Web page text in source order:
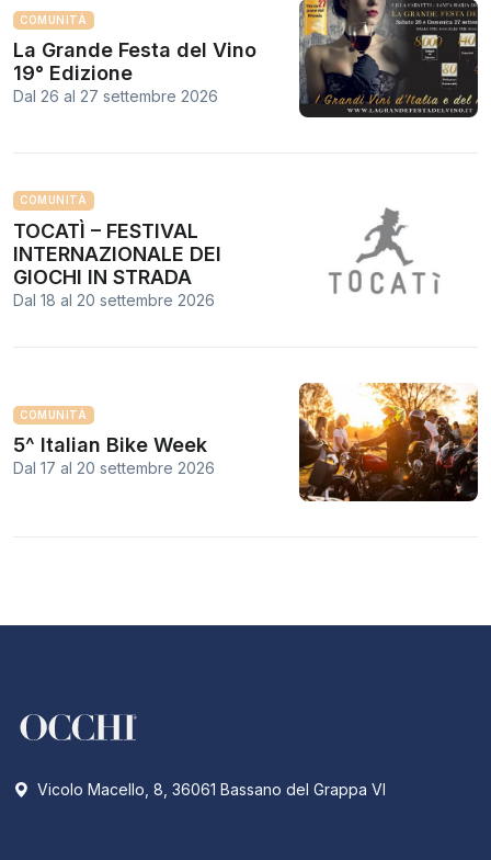
COMUNITÀ
La Grande Festa del Vino
19° Edizione
Dal 26 al 27 settembre 2026
COMUNITÀ
TOCATÌ – FESTIVAL
INTERNAZIONALE DEI
GIOCHI IN STRADA
Dal 18 al 20 settembre 2026
COMUNITÀ
5^ Italian Bike Week
Dal 17 al 20 settembre 2026
Vicolo Macello, 8, 36061 Bassano del Grappa VI